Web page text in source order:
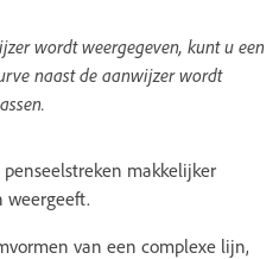
wordt weergegeven, kunt u een
naast de aanwijzer wordt
makkelijker
weergeeft.
van een complexe lijn,